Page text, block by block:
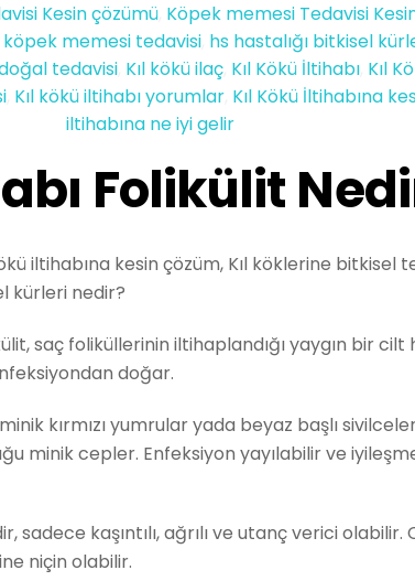
Kesin çözümü Köpek memesi Tedavisi
köpek memesi tedavisi hs hastalığı bitkisel
tedavisi Kıl kökü ilaç Kıl Kökü İltihabı Kıl
, Kıl kökü iltihabı yorumlar, Kıl Kökü İltihabına
iltihabına ne iyi gelir
Folikülit
iltihabına kesin çözüm, Kıl köklerine bitkisel
kürleri nedir?
saç foliküllerinin iltihaplandığı yaygın bir cilt
doğar.
kırmızı yumrular yada beyaz başlı
minik cepler. Enfeksiyon yayılabilir ve
sadece kaşıntılı, ağrılı ve utanç verici
niçin olabilir.